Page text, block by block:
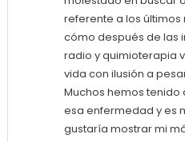
referente a los
cómo después de las
radio y quimioterapia
vida con ilusión a
Muchos hemos
esa enfermedad y es
gustaría mostrar mi